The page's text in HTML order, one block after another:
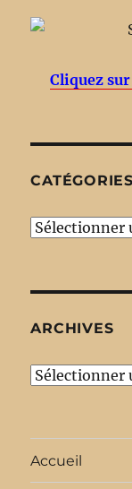
Cliquez
CATÉGORIES
Catégories
ARCHIVES
Archives
Accueil